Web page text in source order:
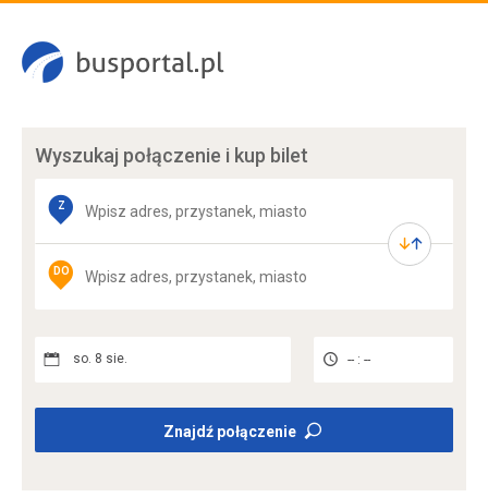
Wyszukaj połączenie i kup bilet
Z
DO
so. 8 sie. -- : --
Znajdź połączenie